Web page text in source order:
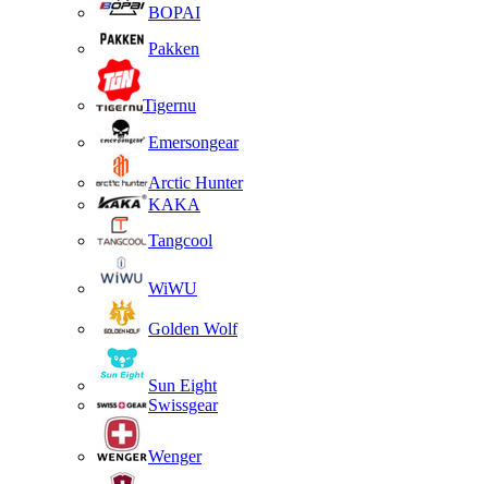
BOPAI
Pakken
Tigernu
Emersongear
Arctic Hunter
KAKA
Tangcool
WiWU
Golden Wolf
Sun Eight
Swissgear
Wenger